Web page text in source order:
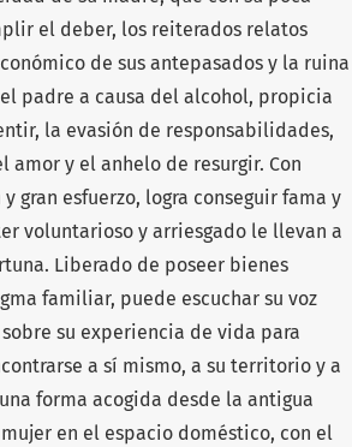
el deber, los reiterados relatos
de sus antepasados y la ruina
padre a causa del alcohol, propicia
la evasión de responsabilidades,
amor y el anhelo de resurgir. Con
gran esfuerzo, logra conseguir fama y
voluntarioso y arriesgado le llevan a
Liberado de poseer bienes
familiar, puede escuchar su voz
su experiencia de vida para
a sí mismo, a su territorio y a
forma acogida desde la antigua
en el espacio doméstico, con el